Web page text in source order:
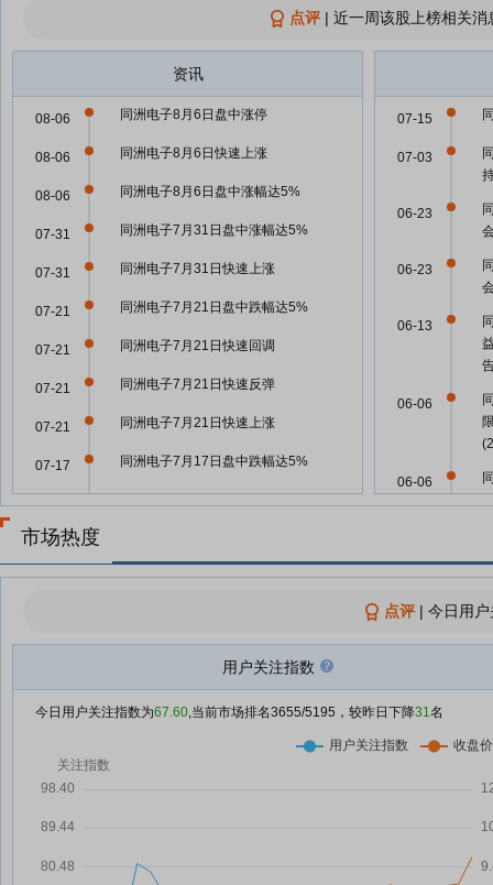
点评| 近一周该股上榜相关
资讯
同洲电子8月6日盘中涨停
08-06
同洲电子8月6日快速上涨
08-06
同洲电子8月6日盘中涨幅达5%
08-06
同洲电子7月31日盘中涨幅达5%
07-31
同洲电子7月31日快速上涨
07-31
同洲电子7月21日盘中跌幅达5%
07-21
同洲电子7月21日快速回调
07-21
同洲电子7月21日快速反弹
07-21
同洲电子7月21日快速上涨
07-21
同洲电子7月17日盘中跌幅达5%
07-17
07-16
07-16
同洲电子7月15日快速反弹
07-15
比预降94.09%-95.57%
同洲电子：2026年半年度业绩预
07-14
07-14
07-14
同洲电子7月14日快速上涨
07-14
07-15
07-03
06-23
06-23
06-13
06-06
06-06
06-03
市场热度
点评| 今日用
用户关注指数
今日用户关注指数为67.60,当前市场排名3655/5195，较昨日下降31名